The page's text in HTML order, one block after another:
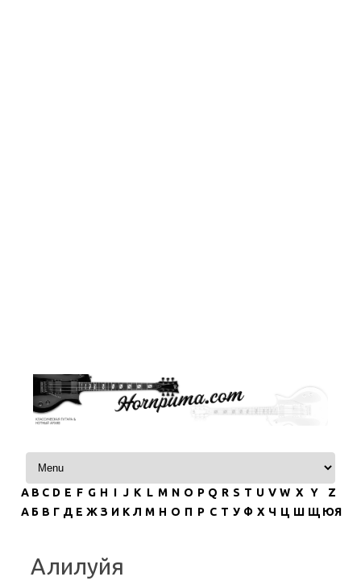
Перейти к содержимому
A B C D E F G H I J K L M N O P Q R S T U V W X Y
Z
А Б В Г Д Е Ж З И К Л М Н О П Р С Т У Ф Х Ч Ц Ш Щ ЮЯ
Алилуйя